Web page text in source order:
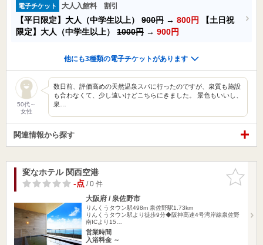
電子チケット 大人入館料 割引
【平日限定】大人（中学生以上） 900円 → 800円
【土日祝
限定】大人（中学生以上） 1000円 → 900円
他にも3種類の電子チケットがあります
50代～
女性
数日前、評価高めの天然温泉スパに行ったのですが、泉質も施設
も合わなくて、少し遠いけどこちらにきました。 景色もいいし、
泉…
関連情報から探す
お気に入
りに追加
変なホテル 関西空港
-点/ 0 件
大阪府 / 泉佐野市
りんくうタウン駅498m 泉佐野駅1.73km
りんくうタウン駅より徒歩9分◆阪神高速4号湾岸線泉佐野
南ICより15…
営業時間
入浴料金 ～